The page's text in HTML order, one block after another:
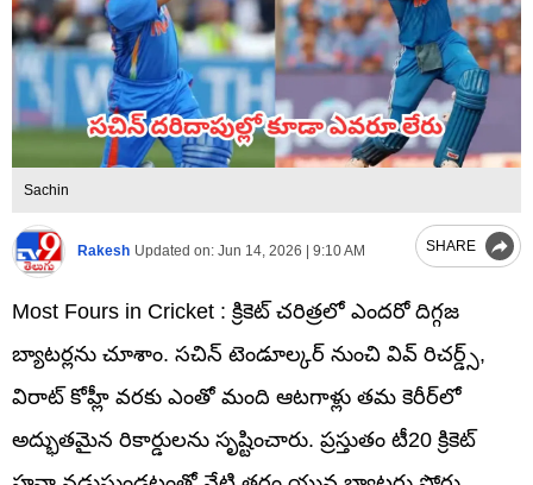
Sachin
Rakesh Updated on: Jun 14, 2026 | 9:10 AM SHARE
Most Fours in Cricket : క్రికెట్ చరిత్రలో ఎందరో దిగ్గజ
బ్యాటర్లను చూశాం. సచిన్ టెండూల్కర్ నుంచి వివ్ రిచర్డ్స్,
విరాట్ కోహ్లీ వరకు ఎంతో మంది ఆటగాళ్లు తమ కెరీర్‌లో
అద్భుతమైన రికార్డులను సృష్టించారు. ప్రస్తుతం టీ20 క్రికెట్